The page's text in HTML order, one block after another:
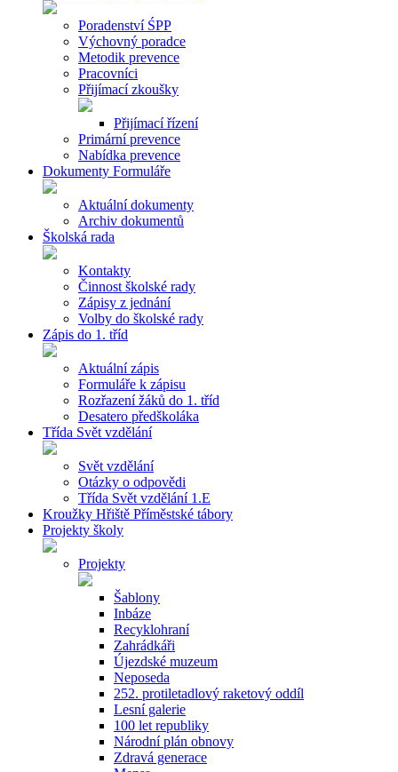
Poradenství ŚPP
Výchovný poradce
Metodik prevence
Pracovníci
Přijímací zkoušky
Přijímací řízení
Primární prevence
Nabídka prevence
Dokumenty Formuláře
Aktuální dokumenty
Archiv dokumentů
Školská rada
Kontakty
Činnost školské rady
Zápisy z jednání
Volby do školské rady
Zápis do 1. tříd
Aktuální zápis
Formuláře k zápisu
Rozřazení žáků do 1. tříd
Desatero předškoláka
Třída Svět vzdělání
Svět vzdělání
Otázky o odpovědi
Třída Svět vzdělání 1.E
Kroužky Hřiště Příměstské tábory
Projekty školy
Projekty
Šablony
Inbáze
Recyklohraní
Zahrádkáři
Újezdské muzeum
Neposeda
252. protiletadlový raketový oddíl
Lesní galerie
100 let republiky
Národní plán obnovy
Zdravá generace